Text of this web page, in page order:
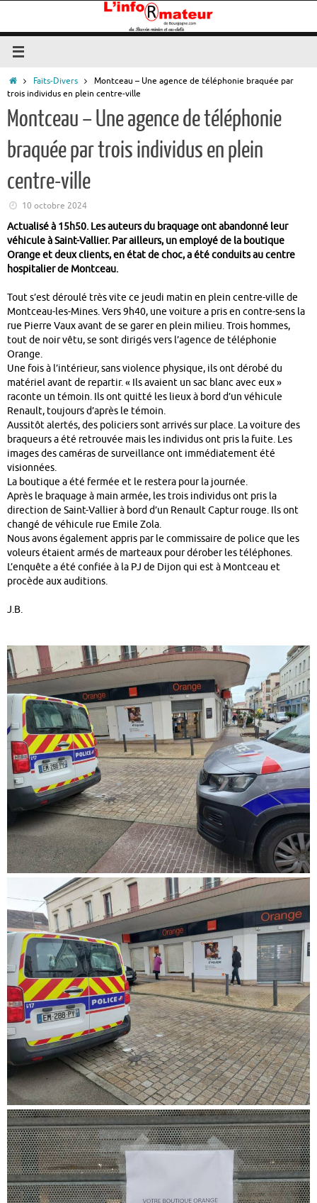
contenu
AccueilFaits-Divers
Montceau – Une agence de téléphonie braquée par
trois individus en plein centre-ville
Montceau – Une agence de téléphonie
braquée par trois individus en plein
centre-ville
10 octobre 2024
Actualisé à 15h50. Les auteurs du braquage ont abandonné leur
véhicule à Saint-Vallier. Par ailleurs, un employé de la boutique
Orange et deux clients, en état de choc, a été conduits au centre
hospitalier de Montceau.
Tout s’est déroulé très vite ce jeudi matin en plein centre-ville de
Montceau-les-Mines. Vers 9h40, une voiture a pris en contre-sens la
rue Pierre Vaux avant de se garer en plein milieu. Trois hommes,
tout de noir vêtu, se sont dirigés vers l’agence de téléphonie
Orange.
Une fois à l’intérieur, sans violence physique, ils ont dérobé du
matériel avant de repartir. « Ils avaient un sac blanc avec eux »
raconte un témoin. Ils ont quitté les lieux à bord d’un véhicule
Renault, toujours d’après le témoin.
Aussitôt alertés, des policiers sont arrivés sur place. La voiture des
braqueurs a été retrouvée mais les individus ont pris la fuite. Les
images des caméras de surveillance ont immédiatement été
visionnées.
La boutique a été fermée et le restera pour la journée.
Après le braquage à main armée, les trois individus ont pris la
direction de Saint-Vallier à bord d’un Renault Captur rouge. Ils ont
changé de véhicule rue Emile Zola.
Nous avons également appris par le commissaire de police que les
voleurs étaient armés de marteaux pour dérober les téléphones.
L’enquête a été confiée à la PJ de Dijon qui est à Montceau et
procède aux auditions.
J.B.